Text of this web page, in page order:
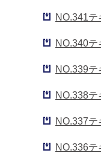
NO.341テ
NO.340テ
NO.339テ
NO.338テ
NO.337テ
NO.336テ